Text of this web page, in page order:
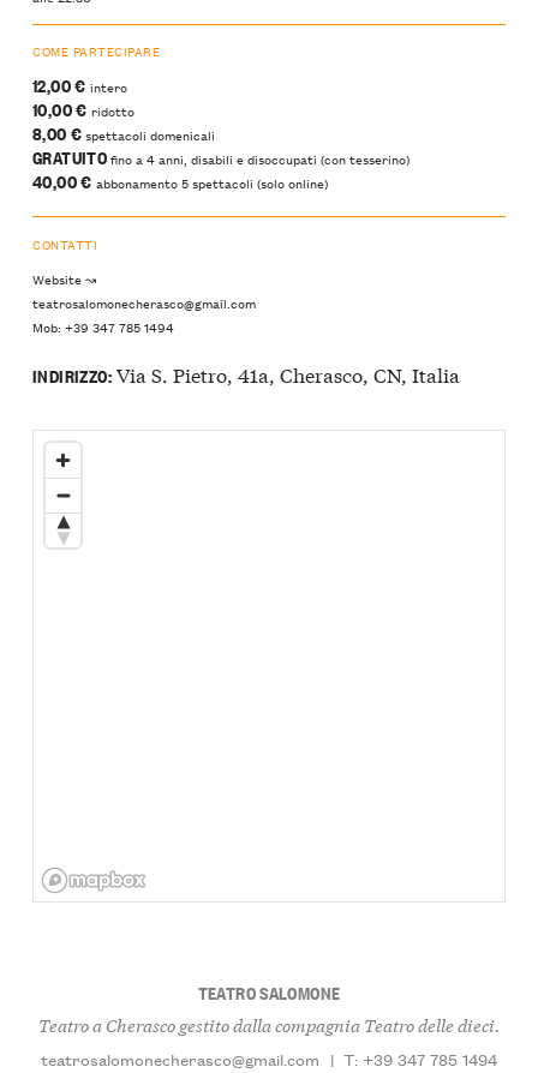
COME PARTECIPARE
12,00 € intero
10,00 € ridotto
8,00 €spettacoli domenicali
GRATUITOfino a 4 anni, disabili e disoccupati (con tesserino)
40,00 € abbonamento 5 spettacoli (solo online)
CONTATTI
Website ↝
teatrosalomonecherasco@gmail.com
Mob: +39 347 785 1494
INDIRIZZO:Via S. Pietro, 41a, Cherasco, CN, Italia
TEATRO SALOMONE
Teatro a Cherasco gestito dalla compagnia Teatro delle dieci.
teatrosalomonecherasco@gmail.com | T: +39 347 785 1494